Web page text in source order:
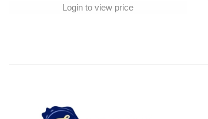
Login to view price